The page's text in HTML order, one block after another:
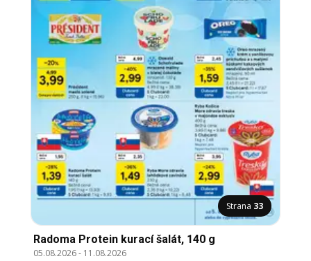
Strana 33
Radoma Protein kurací šalát, 140 g
05.08.2026- 11.08.2026